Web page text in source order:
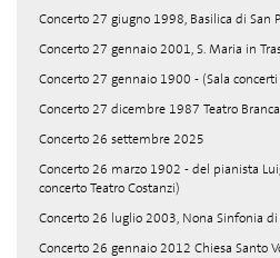
Concerto 27 giugno 1998, Basilica di San
Concerto 27 gennaio 2001, S. Maria in
Concerto 27 gennaio 1900 - (Sala concerti
Concerto 27 dicembre 1987 Teatro
Concerto 26 settembre 2025
Concerto 26 marzo 1902 - del pianista
concerto Teatro Costanzi)
Concerto 26 luglio 2003, Nona Sinfonia di
Concerto 26 gennaio 2012 Chiesa Santo